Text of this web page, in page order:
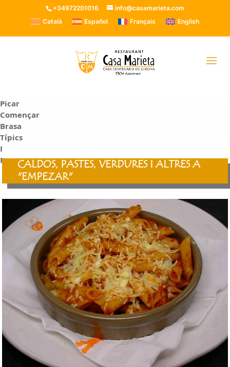
+34972201016
info@casamarieta.com
Català
Español Français English
Picar
Començar
Brasa
Típics
Peixos
PostresCALDOS, PASTES, VERDURES I ALTRES A
"EMPEZAR"